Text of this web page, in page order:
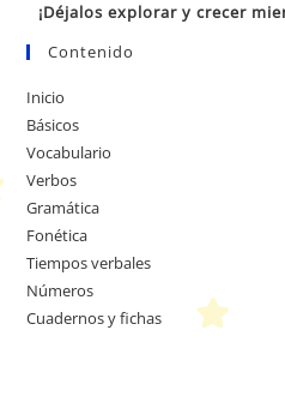
¡Déjalos explorar y crecer
Contenido
Inicio
Básicos
Vocabulario
Verbos
Gramática
Fonética
Tiempos verbales
Números
Cuadernos y fichas